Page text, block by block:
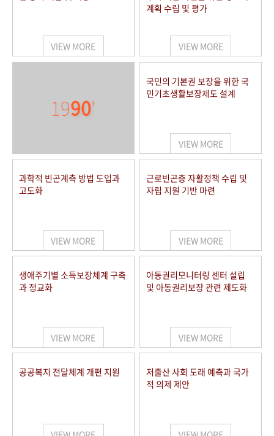
VIEW MORE
계획 수립 및 평가
VIEW MORE
1990'
국민의 기본권 보장을 위한 국
민기초생활보장제도 설계
VIEW MORE
과학적 빈곤계측 방법 도입과
고도화
VIEW MORE
근로빈곤층 자활정책 수립 및
자립 지원 기반 마련
VIEW MORE
생애주기별 소득보장체계 구축
과 정교화
VIEW MORE
아동권리모니터링 센터 설립
및 아동권리보장 관련 제도화
VIEW MORE
공공복지 전달체계 개편 지원
저출산 사회 도래 예측과 국가
적 의제 제안